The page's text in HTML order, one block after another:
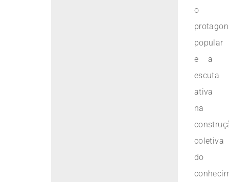
o
popular
e a
escuta
ativa
na
coletiva
do